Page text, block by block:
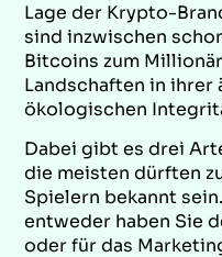
Lage der Krypto-
sind inzwischen
Bitcoins zum
Landschaften in ihrer
ökologischen
Dabei gibt es drei
die meisten dürften
Spielern bekannt
entweder haben Sie
oder für das